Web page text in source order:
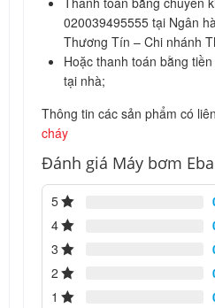
020039495555 tại Ngân
Thương Tín – Chi nhánh
Hoặc thanh toán bằng
tại nhà;
Thông tin các sản phẩm có
cháy
Đánh giá Máy bơm
5
4
3
2
1